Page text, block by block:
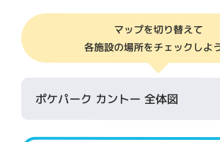
マップを切り替えて
各施設の場所をチェックしよ